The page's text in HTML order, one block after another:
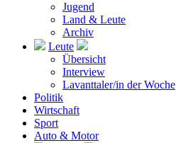
Jugend
Land & Leute
Archiv
Leute
Übersicht
Interview
Lavanttaler/in der Woche
Politik
Wirtschaft
Sport
Auto & Motor